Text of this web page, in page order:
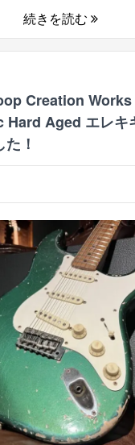
続きを読む
Creation Works
Hard Aged エレキ
！